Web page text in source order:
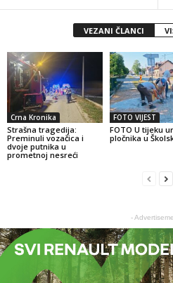
VEZANI ČLANCI
Crna Kronika
Strašna tragedija:
Preminuli vozačica i
dvoje putnika u
prometnoj nesreći
FOTO VIJEST
FOTO U tijeku
pločnika u
-